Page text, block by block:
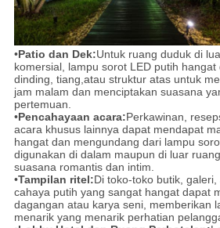
•Patio dan Dek:Untuk ruang duduk di
komersial, lampu sorot LED putih
dinding, tiang,atau struktur atas untuk
jam malam dan menciptakan suasana
pertemuan.
•Pencahayaan acara:Perkawinan,
acara khusus lainnya dapat mendapat
hangat dan mengundang dari lampu
digunakan di dalam maupun di luar
suasana romantis dan intim.
•Tampilan ritel:Di toko-toko butik,
cahaya putih yang sangat hangat dapat
dagangan atau karya seni, memberikan
menarik yang menarik perhatian